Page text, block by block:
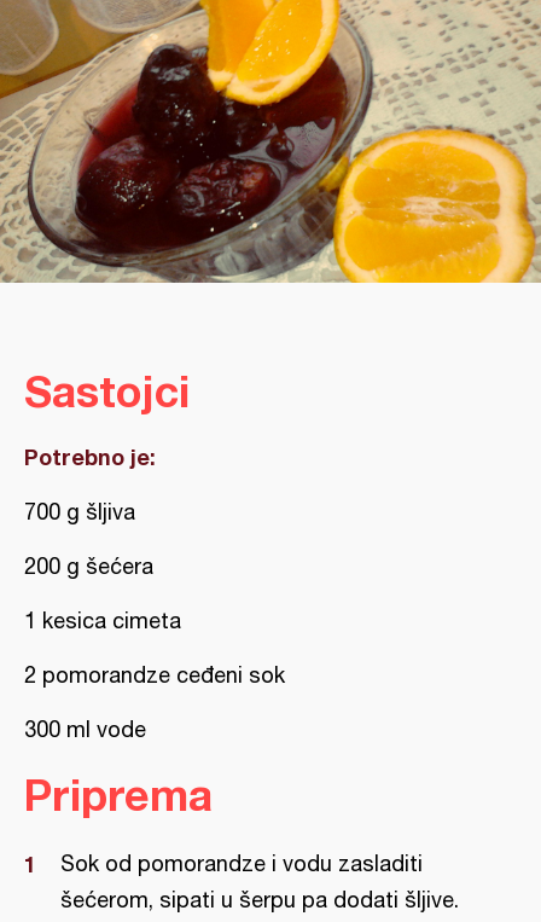
Sastojci
Potrebno je:
700 g šljiva
200 g šećera
1 kesica cimeta
2 pomorandze ceđeni sok
300 ml vode
Priprema
Sok od pomorandze i vodu zasladiti
šećerom, sipati u šerpu pa dodati šljive.